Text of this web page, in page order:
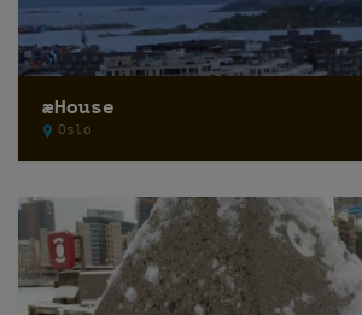
æHouse
Oslo